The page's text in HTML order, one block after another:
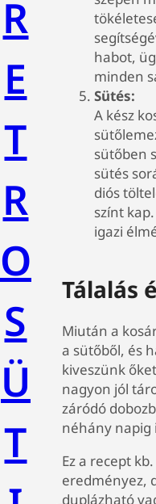
R
E
T
R
O
S
Ü
T
habot,
minden
Sütés:
A kész
sütőben
sütés
diós
színt
igazi
Tálalás
Miután a
a sütőből, és
kiveszünk
nagyon jól
záródó
néhány napig
Ez a recept
eredményez,
duplázható